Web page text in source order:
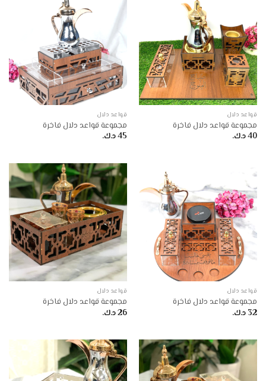
قواعد دلال
مجموعة قواعد دلال فاخرة
40د.ك.
قواعد دلال
مجموعة قواعد دلال فاخرة
45د.ك.
قواعد دلال
مجموعة قواعد دلال فاخرة
32د.ك.
قواعد دلال
مجموعة قواعد دلال فاخرة
26د.ك.